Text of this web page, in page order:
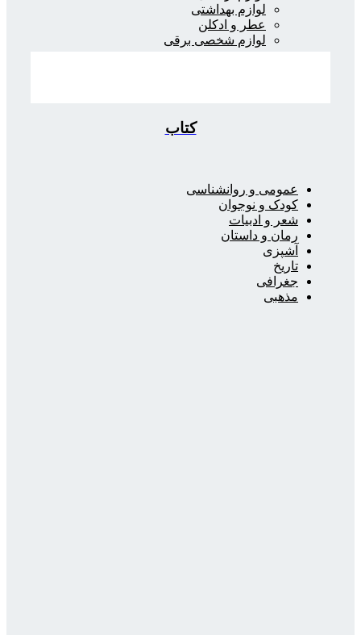
لوازم بهداشتی
عطر و ادکلن
لوازم شخصی برقی
کتاب
عمومی و روانشناسی
کودک و نوجوان
شعر و ادبیات
رمان و داستان
آشپزی
تاریخ
جغرافی
مذهبی